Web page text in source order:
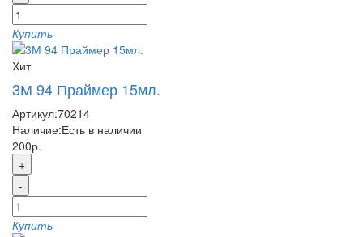
Купить
Хит
3М 94 Праймер 15мл.
Артикул:70214
Наличие:Есть в наличии
200р.
+
-
Купить